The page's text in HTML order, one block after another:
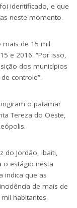
identificado, e que
neste momento.
mais de 15 mil
e 2016. “Por isso,
dos municípios
controle”.
o patamar
Tereza do Oeste,
do Jordão, Ibaiti,
o estágio nesta
indica que as
de mais de
habitantes.